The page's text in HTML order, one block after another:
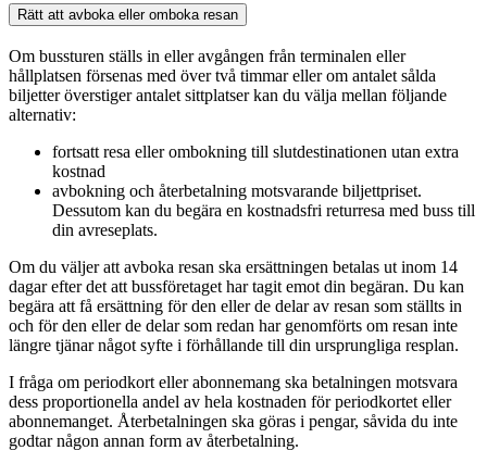
Rätt att avboka eller omboka resan
Om bussturen ställs in eller avgången från terminalen eller
hållplatsen försenas med över två timmar eller om antalet sålda
biljetter överstiger antalet sittplatser kan du välja mellan följande
alternativ:
fortsatt resa eller ombokning till slutdestinationen utan extra
kostnad
avbokning och återbetalning motsvarande biljettpriset.
Dessutom kan du begära en kostnadsfri returresa med buss till
din avreseplats.
Om du väljer att avboka resan ska ersättningen betalas ut inom 14
dagar efter det att bussföretaget har tagit emot din begäran. Du kan
begära att få ersättning för den eller de delar av resan som ställts in
och för den eller de delar som redan har genomförts om resan inte
längre tjänar något syfte i förhållande till din ursprungliga resplan.
I fråga om periodkort eller abonnemang ska betalningen motsvara
dess proportionella andel av hela kostnaden för periodkortet eller
abonnemanget. Återbetalningen ska göras i pengar, såvida du inte
godtar någon annan form av återbetalning.